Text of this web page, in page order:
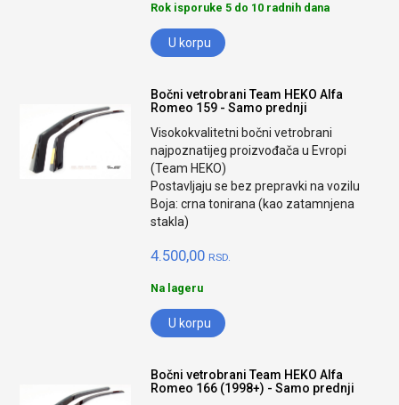
Rok isporuke 5 do 10 radnih dana
U korpu
Bočni vetrobrani Team HEKO Alfa
Romeo 159 - Samo prednji
Visokokvalitetni bočni vetrobrani
najpoznatijeg proizvođača u Evropi
(Team HEKO)
Postavljaju se bez prepravki na vozilu
Boja: crna tonirana (kao zatamnjena
stakla)
4.500,00 RSD.
Na lageru
U korpu
Bočni vetrobrani Team HEKO Alfa
Romeo 166 (1998+) - Samo prednji